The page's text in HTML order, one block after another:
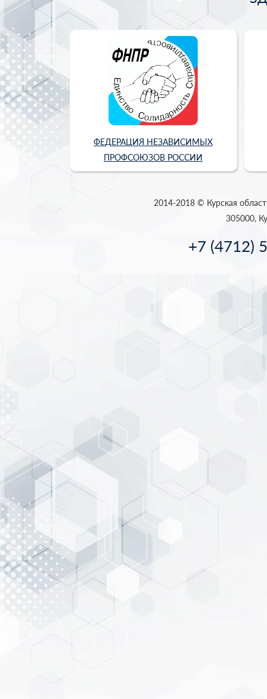
ФЕДЕРАЦИЯ НЕЗАВИСИМЫХ
ПРОФСОЮЗОВ РОССИИ
2014-2018 © Курская
305000,
+7 (4712)